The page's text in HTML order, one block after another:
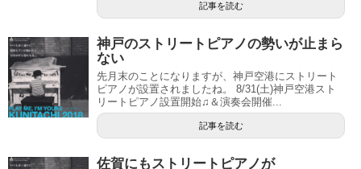
記事を読む
神戸のストリートピアノの勢いが止まら
ない
先月末のことになりますが、神戸空港にストリート
ピアノが設置されましたね。 8/31(土)神戸空港スト
リートピアノ設置開始♫＆演奏会開催...
記事を読む
佐賀にもストリートピアノが